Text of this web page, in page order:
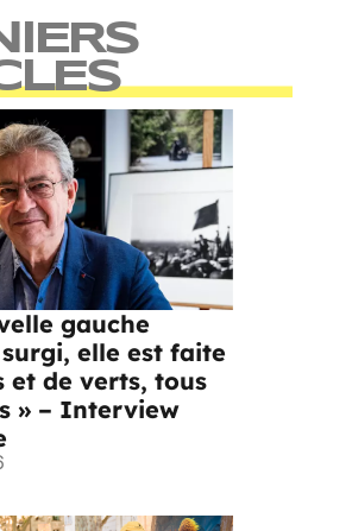
gauche
elle est faite
et de verts, tous
» – Interview